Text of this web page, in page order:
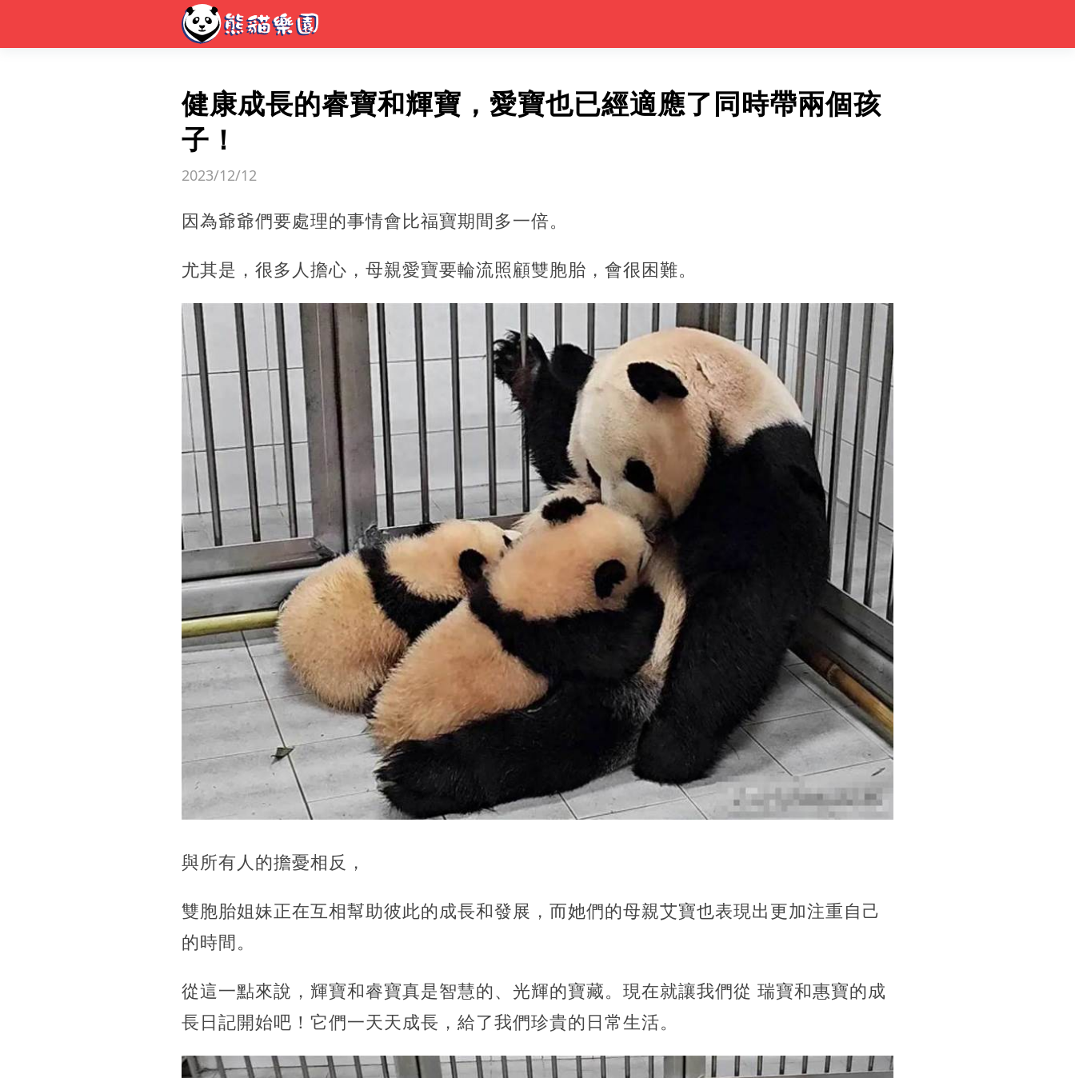
健康成長的睿寶和輝寶，愛寶也已經適應了同時帶兩個孩
子！
2023/12/12
因為爺爺們要處理的事情會比福寶期間多一倍。
尤其是，很多人擔心，母親愛寶要輪流照顧雙胞胎，會很困難。
與所有人的擔憂相反，
雙胞胎姐妹正在互相幫助彼此的成長和發展，而她們的母親艾寶也表現出更加注重自己
的時間。
從這一點來說，輝寶和睿寶真是智慧的、光輝的寶藏。現在就讓我們從 瑞寶和惠寶的成
長日記開始吧！它們一天天成長，給了我們珍貴的日常生活。